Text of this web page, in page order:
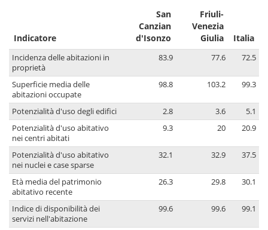
Indicatore
San
Canzian
d'Isonzo
Friuli-
Venezia
Giulia
Italia
Incidenza delle abitazioni in
proprietà
83.9 77.6 72.5
Superficie media delle
abitazioni occupate
98.8 103.2 99.3
Potenzialità d'uso degli edifici 2.8 3.6
5.1
Potenzialità d'uso abitativo
nei centri abitati
9.3 20 20.9
Potenzialità d'uso abitativo
nei nuclei e case sparse
32.1 32.9 37.5
Età media del patrimonio
abitativo recente
26.3 29.8 30.1
Indice di disponibilità dei
servizi nell'abitazione
99.6 99.6 99.1